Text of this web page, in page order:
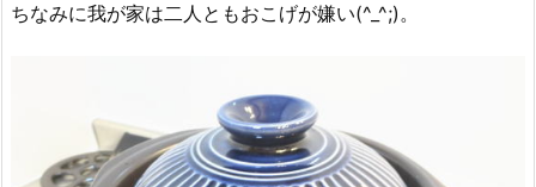
ちなみに我が家は二人ともおこげが嫌い(^_^;)。